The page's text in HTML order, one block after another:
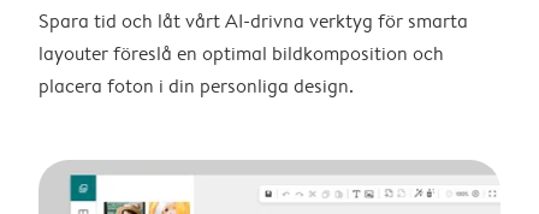
Spara tid och låt vårt AI-drivna verktyg för smarta
layouter föreslå en optimal bildkomposition och
placera foton i din personliga design.